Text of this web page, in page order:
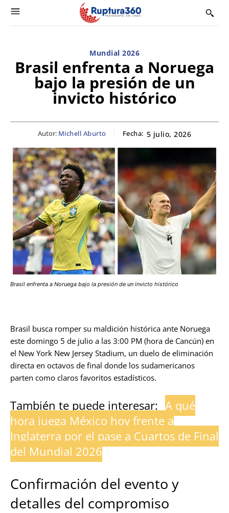
Mundial 2026
Brasil enfrenta a Noruega
bajo la presión de un
invicto histórico
Autor: Michell Aburto Fecha: 5 julio, 2026
Brasil enfrenta a Noruega bajo la presión de un invicto histórico
Brasil busca romper su maldición histórica ante Noruega
este domingo 5 de julio a las 3:00 PM (hora de Cancún) en
el New York New Jersey Stadium, un duelo de eliminación
directa en octavos de final donde los sudamericanos
parten como claros favoritos estadísticos.
También te puede interesar: A qué
hora juega México hoy frente a
Inglaterra por el pase a Cuartos de Final
del Mundial 2026
Confirmación del evento y
detalles del compromiso